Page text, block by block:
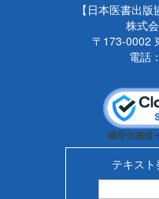
【日本医書出
株式
〒173-0002
電話
テキス